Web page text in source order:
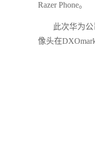
Razer Phone。
此次华为
像头在